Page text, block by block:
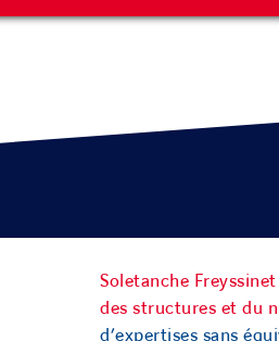
Soletanche
des structures et du
d’expertises sans